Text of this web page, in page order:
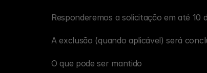
Responderemos a solicitação em até 10
A exclusão (quando aplicável) será
O que pode ser mantido